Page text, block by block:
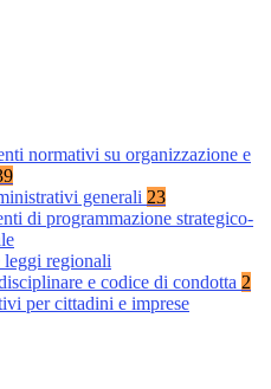
normativi su organizzazione e
generali 23
di programmazione strategico-
leggi regionali
e codice di condotta 2
per cittadini e imprese